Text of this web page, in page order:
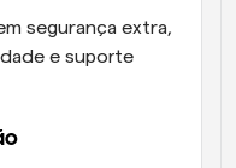
segurança extra,
e suporte